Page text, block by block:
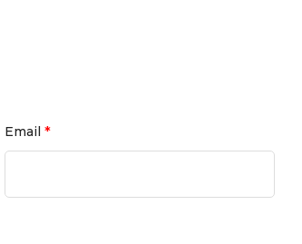
Email *